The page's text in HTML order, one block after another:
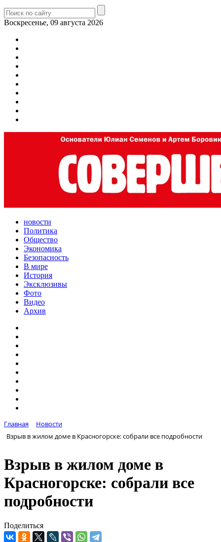
Воскресенье, 09 августа 2026
новости
Политика
Общество
Экономика
Безопасность
В мире
История
Эксклюзивы
Фото
Видео
Архив
Главная
Новости
Взрыв в жилом доме в Красногорске: собрали все подробности
Взрыв в жилом доме в
Красногорске: собрали все
подробности
Поделиться